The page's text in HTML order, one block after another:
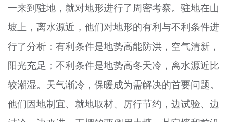
一来到驻地，就对地形进行了周密考察。驻地在山
坡上，离水源近，他们对地形的有利与不利条件进
行了分析：有利条件是地势高能防洪，空气清新，
阳光充足；不利条件是地势高冬天冷，离水源近比
较潮湿。天气渐冷，保暖成为需解决的首要问题。
他们因地制宜、就地取材、厉行节约，边试验、边